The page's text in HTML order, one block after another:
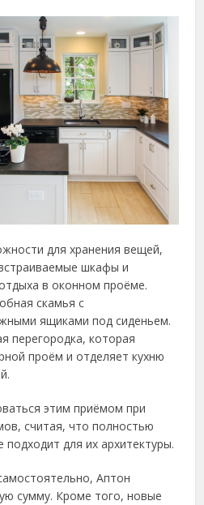
для хранения вещей,
шкафы и
в оконном проёме.
скамья с
ящиками под сиденьем.
перегородка, которая
проём и отделяет кухню
этим приёмом при
считая, что полностью
для их архитектуры.
Аптон
сумму. Кроме того, новые